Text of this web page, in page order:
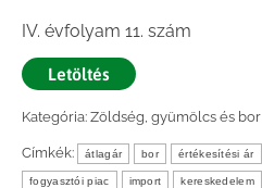
IV. évfolyam 11. szám
Letöltés
Kategória: Zöldség, gyümölcs és bor
Címkék: átlagár bor értékesítési ár
fogyasztói piac import kereskedelem